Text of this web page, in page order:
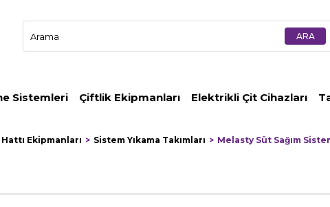
Sistemleri Çiftlik Ekipmanları Elektrikli Çit Cihazları
Hattı Ekipmanları Sistem Yıkama Takımları Melasty Süt Sağım